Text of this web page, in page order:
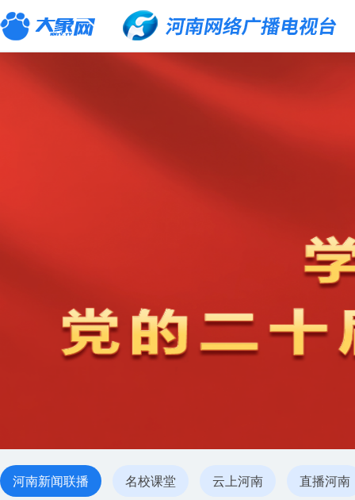
河南新闻联播 名校课堂 云上河南 直播河南